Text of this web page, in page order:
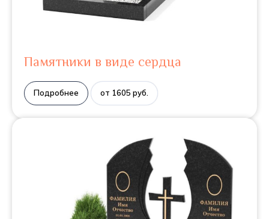
Памятники в виде сердца
Подробнее от 1605 руб.